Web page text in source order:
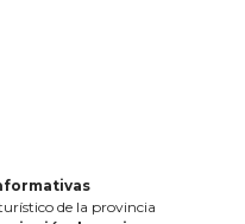
de la provincia